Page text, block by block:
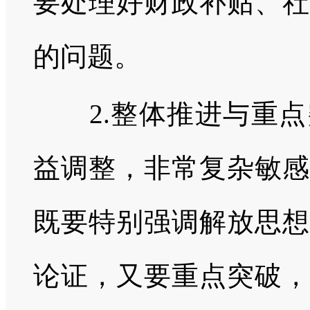
的问题。
2.整体推进与重点
益调整，非常复杂敏
既要特别强调解放思
论证，又要重点突破